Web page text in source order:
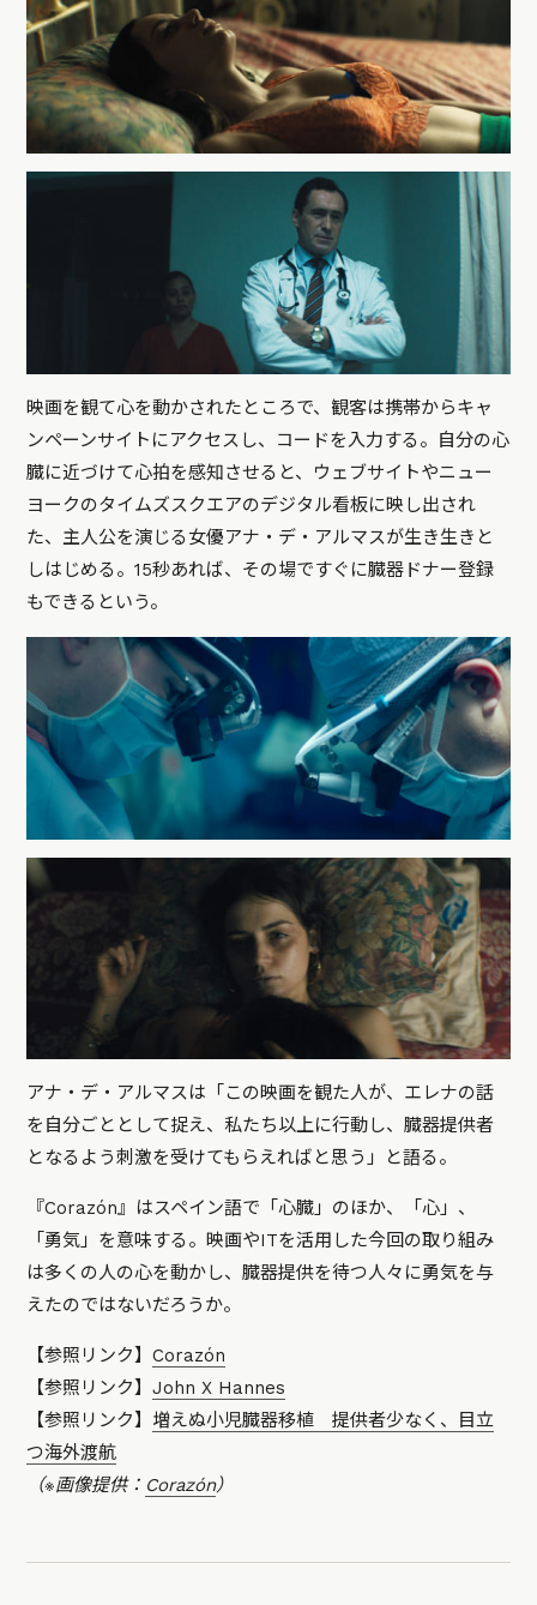
映画を観て心を動かされたところで、観客は携帯からキャ
ンペーンサイトにアクセスし、コードを入力する。自分の心
臓に近づけて心拍を感知させると、ウェブサイトやニュー
ヨークのタイムズスクエアのデジタル看板に映し出され
た、主人公を演じる女優アナ・デ・アルマスが生き生きと
しはじめる。15秒あれば、その場ですぐに臓器ドナー登録
もできるという。
アナ・デ・アルマスは「この映画を観た人が、エレナの話
を自分ごととして捉え、私たち以上に行動し、臓器提供者
となるよう刺激を受けてもらえればと思う」と語る。
『Corazón』はスペイン語で「心臓」のほか、「心」、
「勇気」を意味する。映画やITを活用した今回の取り組み
は多くの人の心を動かし、臓器提供を待つ人々に勇気を与
えたのではないだろうか。
【参照リンク】Corazón
【参照リンク】John X Hannes
【参照リンク】 増えぬ小児臓器移植 提供者少なく、目立
つ海外渡航
（※画像提供： Corazón）